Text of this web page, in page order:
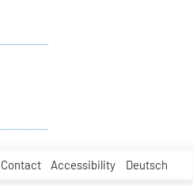
Contact Accessibility Deutsch